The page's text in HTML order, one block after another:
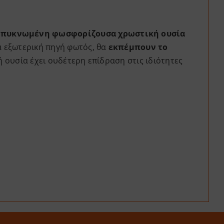
φωσφορίζουσα χρωστική ουσία
εξωτερική πηγή φωτός, θα εκπέμπουν το
έχει ουδέτερη επίδραση στις ιδιότητες